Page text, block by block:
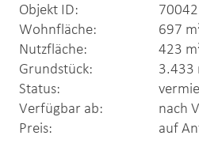
Objekt ID:
Wohnfläche:
697
Nutzfläche:
423
Grundstück:
3.433
Status:
Verfügbar ab:
nach
Preis:
auf